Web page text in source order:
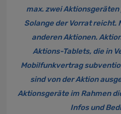
max. zwei
Solange der Vorrat reicht.
anderen Aktionen.
Aktions-Tablets, die in
Mobilfunkvertrag
sind von der Aktion
Aktionsgeräte im Rahmen
Infos und